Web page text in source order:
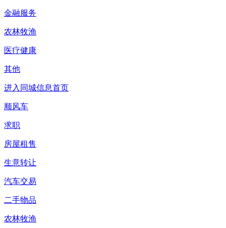
金融服务
农林牧渔
医疗健康
其他
进入同城信息首页
顺风车
求职
房屋租售
生意转让
汽车交易
二手物品
农林牧渔